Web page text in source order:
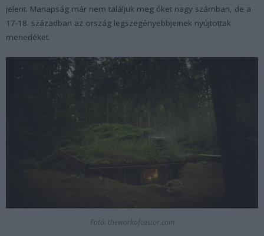
jelent. Manapság már nem találjuk meg őket nagy számban, de a
17-18. században az ország legszegényebbjeinek nyújtottak
menedéket.
Fotó: theworkofcastor.com